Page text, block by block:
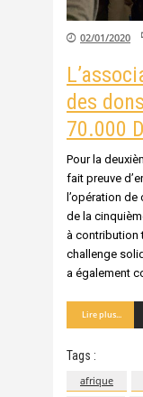
02/01/2020
des
70.000
Pour la
fait preuve
l’opération
de la
à contribution
challenge
a également
Lire plus...
Tags :
afrique